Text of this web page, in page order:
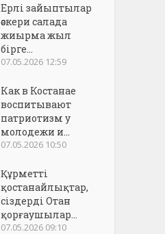
Ерлі зайыптылар
әскери салада
жиырма жыл
бірге...
07.05.2026 12:59
Как в Костанае
воспитывают
патриотизм у
молодежи и...
07.05.2026 10:50
Құрметті
қостанайлықтар,
сіздерді Отан
қорғаушылар...
07.05.2026 09:10